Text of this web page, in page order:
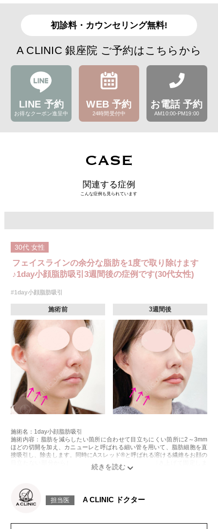
初診料・カウンセリング無料!
A CLINIC 銀座院 ご予約はこちらから
LINE 予約
お得なクーポン進呈中
WEB 予約
24時間受付中
お電話 予約
AM10:00-PM19:00
CASE
関連する症例
こんな症例も見られています
30代 女性
フェイスラインの余分な脂肪を1度で取り除けます
♪1day小顔脂肪吸引3週間後の症例です(30代女性)
#1day小顔脂肪吸引
施術前 3週間後
施術名：1day小顔脂肪吸引
施術内容：脂肪を減らしたい箇所に合わせて目立ちにくい箇所に2～3mm
ほどの切開を加え、カニューレと呼ばれる細い管を用いて、脂肪細胞を直
接吸引し、除去します。同時にAスレッド®と呼ばれる溶ける繊維をお顔の
目立たない部分から皮下へ挿入し、皮膚を内側から引き上げて固定しま
感などが術後一時的に生じることがございます。また、稀に貧血、細菌感
染症、左右差、施術箇所の知覚鈍麻、ぼこつき、硬結、瘢痕化、色素沈
顔の脂肪吸引箇所の追加 1ヶ所ごと+162,800円(税込)
担当医 A CLINIC ドクター